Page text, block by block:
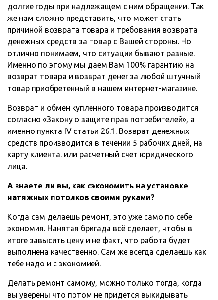
долгие годы при надлежащем с ним обращении. Так
же нам сложно представить, что может стать
причиной возврата товара и требования возврата
денежных средств за товар с Вашей стороны. Но
отлично понимаем, что ситуации бывают разные.
Именно по этому мы даем Вам 100% гарантию на
возврат товара и возврат денег за любой штучный
товар приобретенный в нашем интернет-магазине.
Возврат и обмен купленного товара производится
согласно «Закону о защите прав потребителей», а
именно пункта IV статьи 26.1. Возврат денежных
средств производится в течении 5 рабочих дней, на
карту клиента. или расчетный счет юридического
лица.
А знаете ли вы, как сэкономить на установке
натяжных потолков своими руками?
Когда сам делаешь ремонт, это уже само по себе
экономия. Нанятая бригада всё сделает, чтобы в
итоге завысить цену и не факт, что работа будет
выполнена качественно. Сам же всегда сделаешь как
тебе надо и с экономией.
Делать ремонт самому, можно только тогда, когда
вы уверены что потом не придется выкидывать